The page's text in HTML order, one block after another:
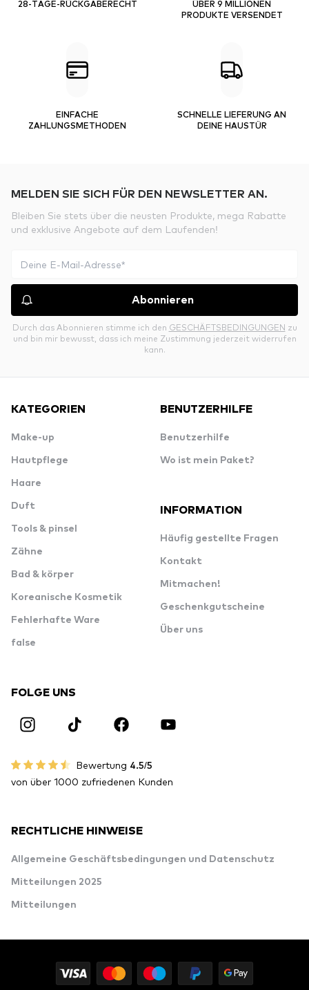
28-TAGE-RÜCKGABERECHT
ÜBER 9 MILLIONEN
PRODUKTE VERSENDET
EINFACHE
ZAHLUNGSMETHODEN
SCHNELLE LIEFERUNG AN
DEINE HAUSTÜR
MELDEN SIE SICH FÜR DEN NEWSLETTER AN.
Bleiben Sie stets über die neusten Produkte, mega Rabatte
und exklusive Angebote auf dem Laufenden!
Abonnieren
Durch das Abonnieren stimme ich den GESCHÄFTSBEDINGUNGEN zu
und bin mir bewusst, dass ich meine Zustimmung jederzeit widerrufen
kann.
KATEGORIEN
Make-up
Hautpflege
Haare
Duft
Tools & pinsel
Zähne
Bad & körper
Koreanische Kosmetik
Fehlerhafte Ware
false
BENUTZERHILFE
Benutzerhilfe
Wo ist mein Paket?
INFORMATION
Häufig gestellte Fragen
Kontakt
Mitmachen!
Geschenkgutscheine
Über uns
FOLGE UNS
Bewertung 4.5/5
von über 1000 zufriedenen Kunden
RECHTLICHE HINWEISE
Allgemeine Geschäftsbedingungen und Datenschutz
Mitteilungen 2025
Mitteilungen